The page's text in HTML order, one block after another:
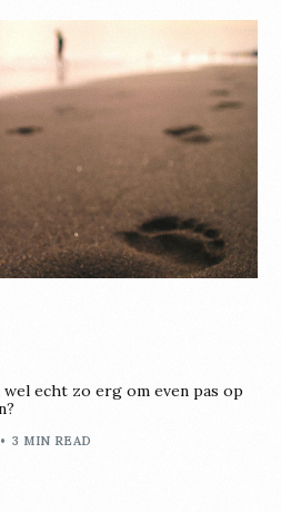
echt zo erg om even pas op
3 MIN READ